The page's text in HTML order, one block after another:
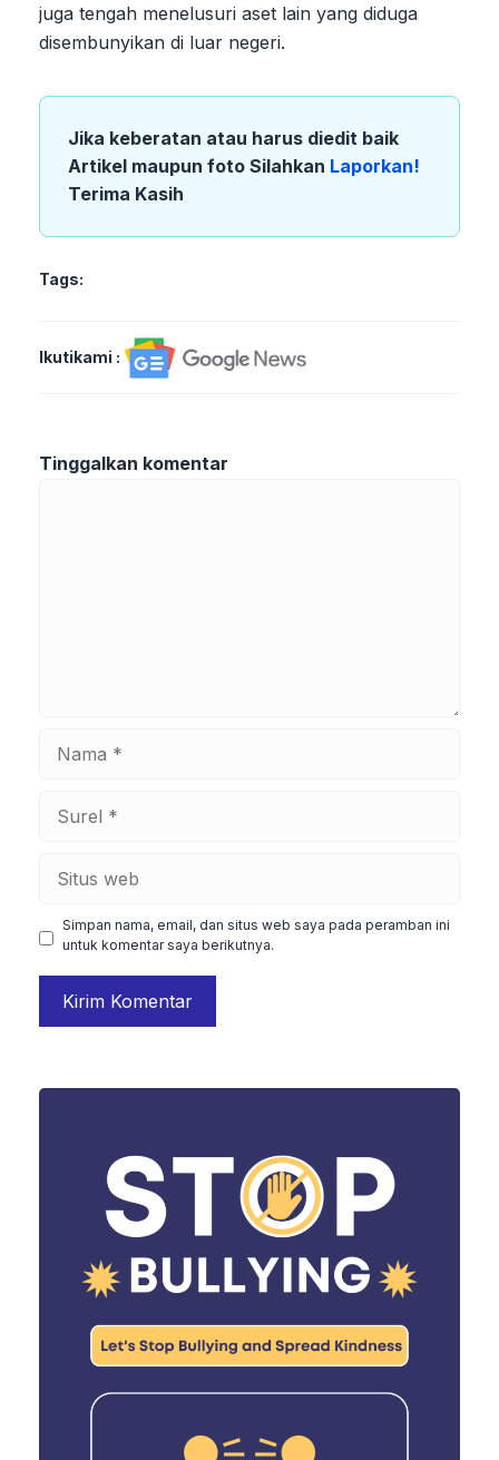
juga tengah menelusuri aset lain yang diduga
disembunyikan di luar negeri.
Jika keberatan atau harus diedit baik
Artikel maupun foto Silahkan Laporkan!
Terima Kasih
Tags:
Ikutikami :
Tinggalkan komentar
Simpan nama, email, dan situs web saya pada peramban ini
untuk komentar saya berikutnya.